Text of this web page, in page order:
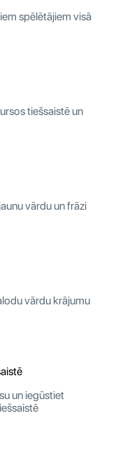
spēlētājiem visā
tiešsaistē un
vārdu un frāzi
vārdu krājumu
un iegūstiet